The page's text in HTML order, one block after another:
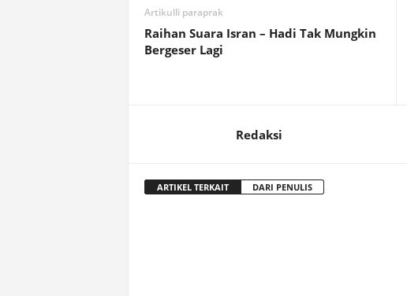
Artikulli paraprak
Raihan Suara Isran – Hadi Tak Mungkin
Bergeser Lagi
Redaksi
ARTIKEL TERKAIT DARI PENULIS